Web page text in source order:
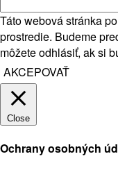
Táto webová stránka
prostredie. Budeme
môžete odhlásiť, ak si
AKCEPOVAŤ
Close
Ochrany osobných